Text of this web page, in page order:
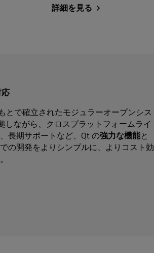
詳細を見る
とで確立されたモジュラーオープンシス
しながら、クロスプラットフォームライ
長期サポートなど、Qt の強力な機能と
の開発をよりシンプルに、よりコスト効